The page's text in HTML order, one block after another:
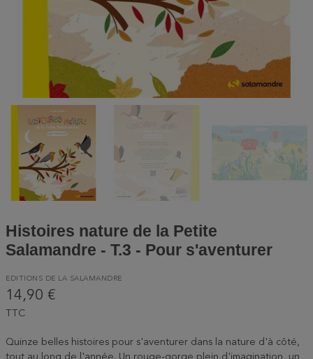
Histoires nature de la Petite
Salamandre - T.3 - Pour s'aventurer
EDITIONS DE LA SALAMANDRE
14,90 €
TTC
Quinze belles histoires pour s'aventurer dans la nature d'à côté,